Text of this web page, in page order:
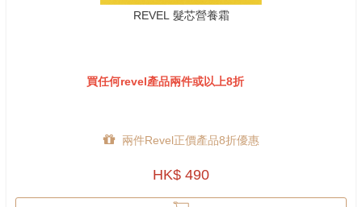
REVEL 髮芯營養霜
買任何revel產品兩件或以上8折
兩件Revel正價產品8折優惠
HK$ 490